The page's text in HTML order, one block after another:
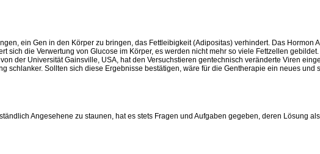
ein Gen in den Körper zu bringen, das Fettleibigkeit (Adipositas) verhindert. Das
sich die Verwertung von Glucose im Körper, es werden nicht mehr so viele Fettzellen
der Universität Gainsville, USA, hat den Versuchstieren gentechnisch veränderte Viren
schlanker. Sollten sich diese Ergebnisse bestätigen, wäre für die Gentherapie ein neues
Angesehene zu staunen, hat es stets Fragen und Aufgaben gegeben, deren Lösung